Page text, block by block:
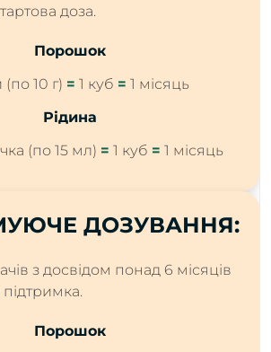
доза.
Порошок
10 г) = 1 куб = 1 місяць
Рідина
(по 15 мл) = 1 куб = 1 місяць
ДОЗУВАННЯ:
з досвідом понад 6 місяців
Порошок